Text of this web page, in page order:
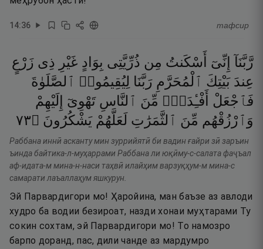
14:36 тафсир
رَّبَّنَآ إِنِّىٓ أَسْكَنتُ مِن ذُرِّيَّتِى بِوَادٍ غَيْرِ ذِى زَرْعٍ
عِندَ بَيْتِكَ ٱلْمُحَرَّمِ رَبَّنَا لِيُقِيمُوا۟ ٱلصَّلَوٰةَ
فَٱجْعَلْ أَفْـِٔدَةًۭ مِّنَ ٱلنَّاسِ تَهْوِىٓ
إِلَيْهِمْ
وَٱرْزُقْهُم مِّنَ ٱلثَّمَرَٰتِ لَعَلَّهُمْ يَشْكُرُونَ ۝٣٧
Раббана иннӣ асканту мин зуррийятӣ би вадин ғайри зӣ заръин
ъинда байтика-л-муҳаррами Раббана ли юқӣму-с-салата фаҷъал
аф-идата-м мина-н-наси таҳвӣ илайҳим варзуқҳум-м мина-с
самарати лаъаллаҳум яшкурун.
Эй Парвардигори мо! Ҳаройина, ман баъзе аз авлоди
худро ба водии безироат, назди хонаи муҳтарами Ту
сокин сохтам, эй Парвардигори мо! То намозро
барпо доранд, пас, дили чанде аз мардумро